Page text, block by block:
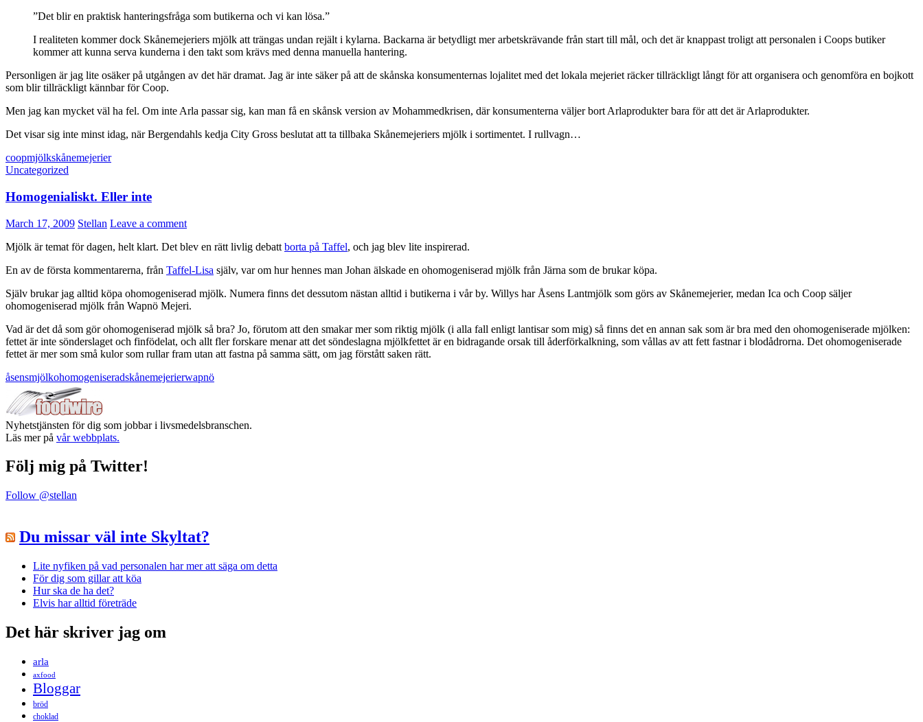
”Det blir en praktisk hanteringsfråga som butikerna och vi kan lösa.”
I realiteten kommer dock Skånemejeriers mjölk att trängas undan rejält i kylarna. Backarna är betydligt mer arbetskrävande från start till mål, och det är knappast troligt att personalen i Coops butiker
kommer att kunna serva kunderna i den takt som krävs med denna manuella hantering.
Personligen är jag lite osäker på utgången av det här dramat. Jag är inte säker på att de skånska konsumenternas lojalitet med det lokala mejeriet räcker tillräckligt långt för att organisera och genomföra en bojkott
som blir tillräckligt kännbar för Coop.
Men jag kan mycket väl ha fel. Om inte Arla passar sig, kan man få en skånsk version av Mohammedkrisen, där konsumenterna väljer bort Arlaprodukter bara för att det är Arlaprodukter.
Det visar sig inte minst idag, när Bergendahls kedja City Gross beslutat att ta tillbaka Skånemejeriers mjölk i sortimentet. I rullvagn…
coopmjölkskånemejerier
Uncategorized
Homogenialiskt. Eller inte
March 17, 2009 Stellan Leave a comment
Mjölk är temat för dagen, helt klart. Det blev en rätt livlig debatt borta på Taffel, och jag blev lite inspirerad.
En av de första kommentarerna, från Taffel-Lisa själv, var om hur hennes man Johan älskade en ohomogeniserad mjölk från Järna som de brukar köpa.
Själv brukar jag alltid köpa ohomogeniserad mjölk. Numera finns det dessutom nästan alltid i butikerna i vår by. Willys har Åsens Lantmjölk som görs av Skånemejerier, medan Ica och Coop säljer
ohomogeniserad mjölk från Wapnö Mejeri.
Vad är det då som gör ohomogeniserad mjölk så bra? Jo, förutom att den smakar mer som riktig mjölk (i alla fall enligt lantisar som mig) så finns det en annan sak som är bra med den ohomogeniserade mjölken:
fettet är inte sönderslaget och finfödelat, och allt fler forskare menar att det söndeslagna mjölkfettet är en bidragande orsak till åderförkalkning, som vållas av att fett fastnar i blodådrorna. Det ohomogeniserade
fettet är mer som små kulor som rullar fram utan att fastna på samma sätt, om jag förstått saken rätt.
åsensmjölkohomogeniseradskånemejerierwapnö
Nyhetstjänsten för dig som jobbar i livsmedelsbranschen.
Läs mer på vår webbplats.
Följ mig på Twitter!
Follow @stellan
Du missar väl inte Skyltat?
Lite nyfiken på vad personalen har mer att säga om detta
För dig som gillar att köa
Hur ska de ha det?
Elvis har alltid företräde
Det här skriver jag om
arla
axfood
Bloggar
bröd
choklad